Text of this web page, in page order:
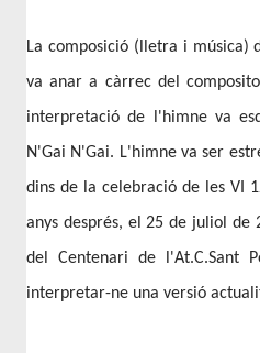
La composició (lletra i música)
va anar a càrrec del
interpretació de l'himne va
N'Gai N'Gai. L'himne va ser
dins de la celebració de les VI
anys després, el 25 de juliol de
del Centenari de l'At.C.Sant
interpretar-ne una versió